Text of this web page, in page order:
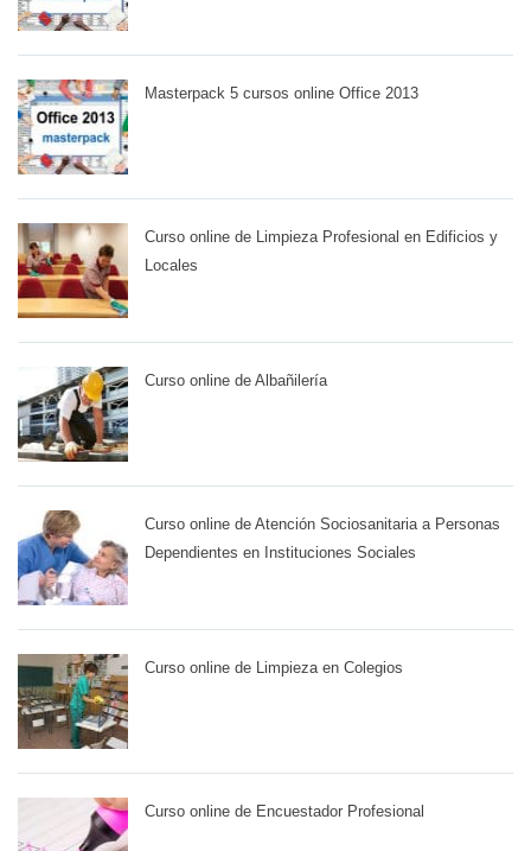
Masterpack 5 cursos online Office 2013
Curso online de Limpieza Profesional en Edificios y
Locales
Curso online de Albañilería
Curso online de Atención Sociosanitaria a Personas
Dependientes en Instituciones Sociales
Curso online de Limpieza en Colegios
Curso online de Encuestador Profesional